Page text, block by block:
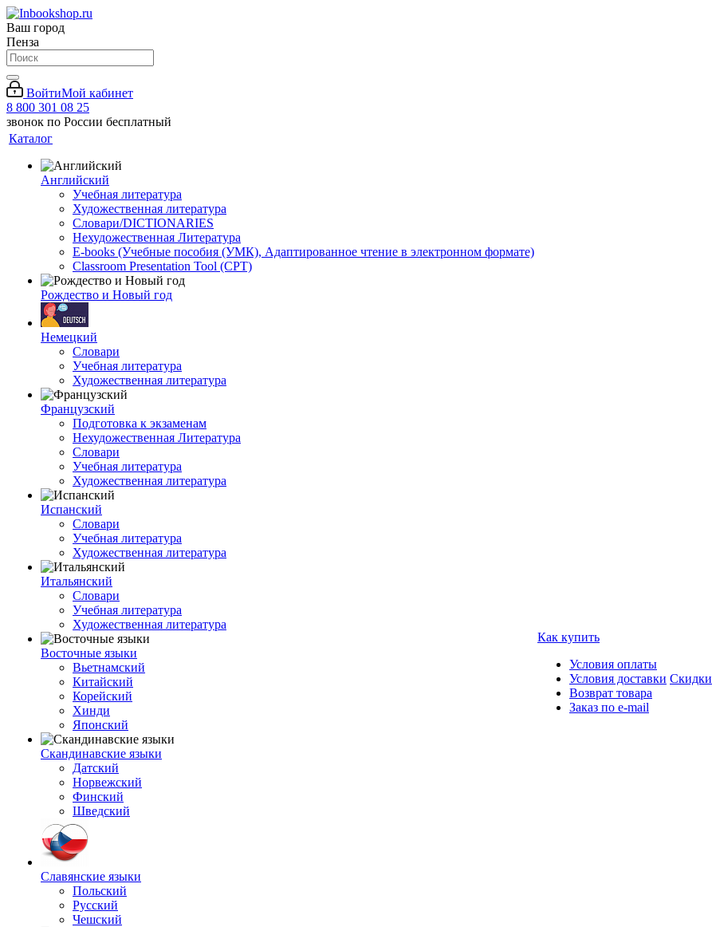
Ваш город
Пенза
ВойтиМой кабинет
8 800 301 08 25
звонок по России бесплатный
Каталог
Английский
Учебная литература
Художественная литература
Словари/DICTIONARIES
Нехудожественная Литература
E-books (Учебные пособия (УМК), Адаптированное чтение в электронном формате)
Classroom Presentation Tool (CPT)
Рождество и Новый год
Немецкий
Словари
Учебная литература
Художественная литература
Французский
Подготовка к экзаменам
Нехудожественная Литература
Словари
Учебная литература
Художественная литература
Испанский
Словари
Учебная литература
Художественная литература
Итальянский
Словари
Учебная литература
Художественная литература
Восточные языки
Вьетнамский
Китайский
Корейский
Хинди
Японский
Скандинавские языки
Датский
Норвежский
Финский
Шведский
Славянские языки
Польский
Русский
Чешский
Как купить
Условия оплаты
Условия доставки
Возврат товара
Заказ по e-mail
Скидки